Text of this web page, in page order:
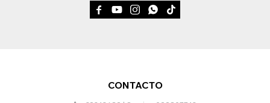
CONTACTO
    